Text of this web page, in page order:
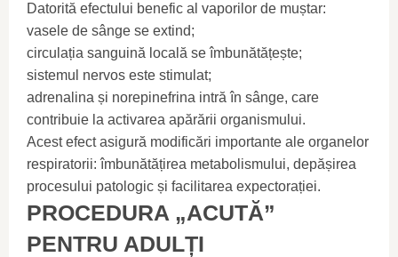
Datorită efectului benefic al vaporilor de muștar:
vasele de sânge se extind;
circulația sanguină locală se îmbunătățește;
sistemul nervos este stimulat;
adrenalina și norepinefrina intră în sânge, care
contribuie la activarea apărării organismului.
Acest efect asigură modificări importante ale organelor
respiratorii: îmbunătățirea metabolismului, depășirea
procesului patologic și facilitarea expectorației.
PROCEDURA „ACUTĂ”
PENTRU ADULȚI